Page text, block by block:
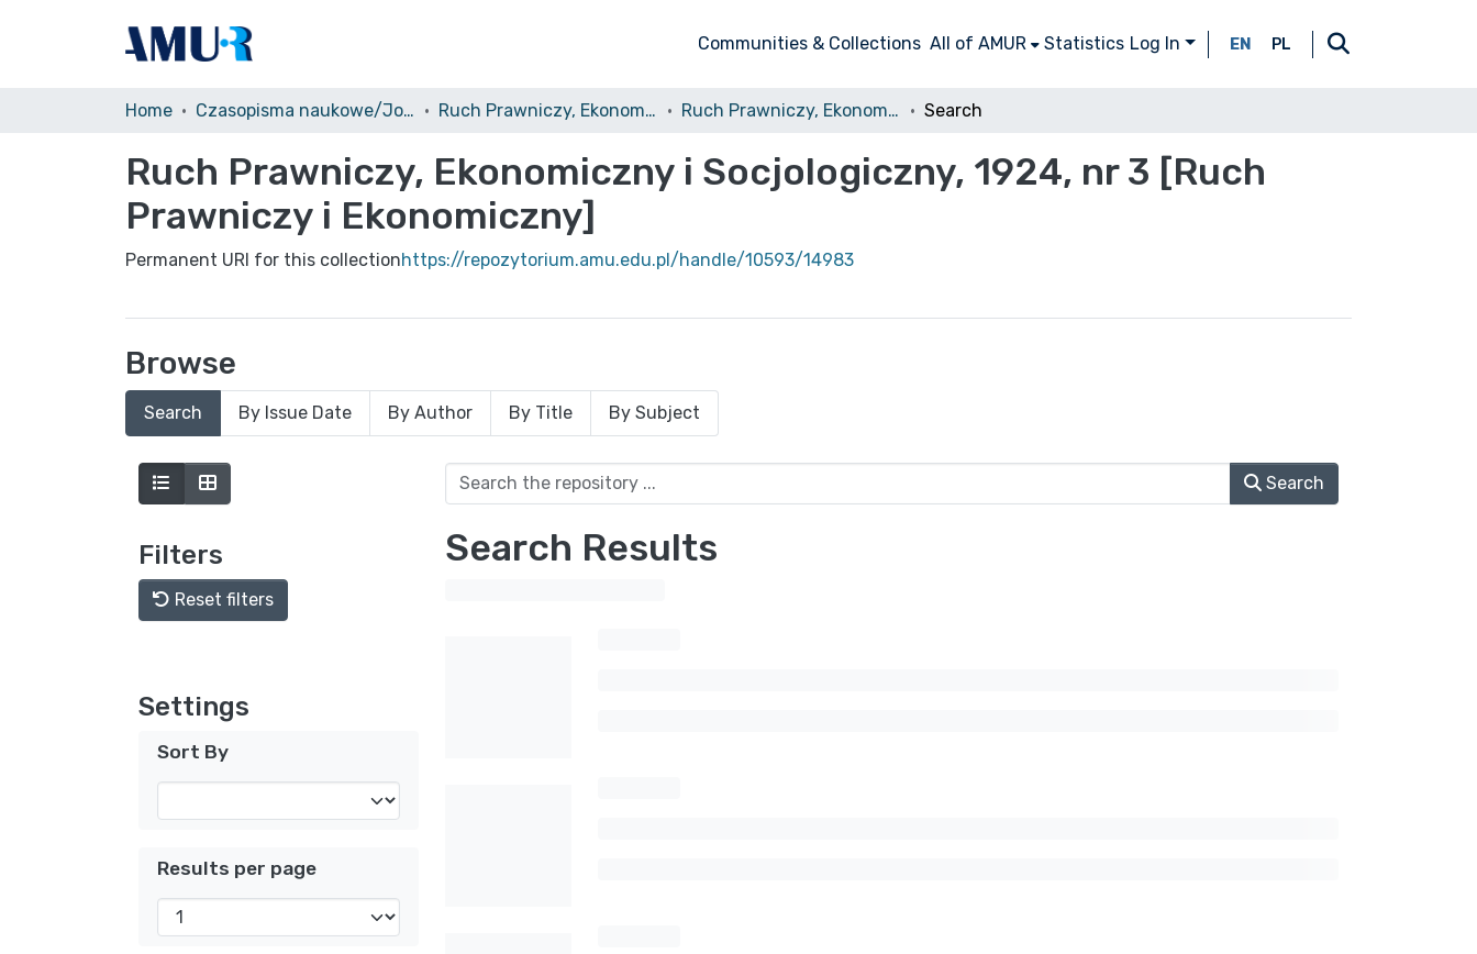
Communities & Collections All of AMUR Statistics Log In EN PL
Home Czasopisma naukowe/Journals Ruch Prawniczy, Ekonomiczny i Socjologiczny Ruch Prawniczy, Ekonomiczny i Socjologiczny, 1924, nr 3 [Ruch Prawniczy i Ekonomiczny] Search
Ruch Prawniczy, Ekonomiczny i Socjologiczny, 1924, nr 3 [Ruch
Prawniczy i Ekonomiczny]
Permanent URI for this collectionhttps://repozytorium.amu.edu.pl/handle/10593/14983
Browse
Search By Issue Date By Author By Title By Subject
Filters
Reset filters
Settings
Sort By
Results per page
Search
Search Results